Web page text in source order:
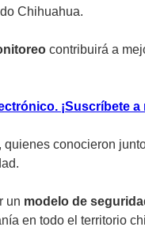
Chihuahua.
contribuirá a
¡Suscríbete
, quienes conocieron
un modelo de
en todo el territorio